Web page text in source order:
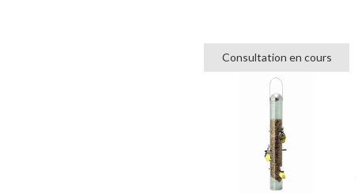
Consultation en cours